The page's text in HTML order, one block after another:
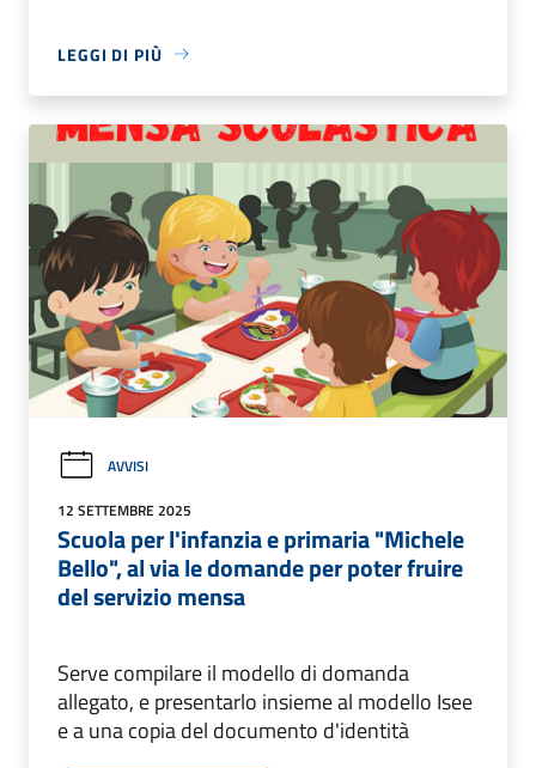
LEGGI DI PIÙ
AVVISI
12 SETTEMBRE 2025
Scuola per l'infanzia e primaria "Michele
Bello", al via le domande per poter fruire
del servizio mensa
Serve compilare il modello di domanda
allegato, e presentarlo insieme al modello Isee
e a una copia del documento d'identità